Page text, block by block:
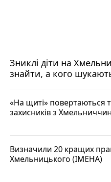
Зниклі діти на
знайти, а кого
«На щиті» повертаються
захисників з
Визначили 20 кращих
Хмельницького (ІМЕНА)